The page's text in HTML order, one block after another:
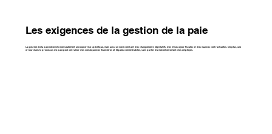
Les exigences de la gestion de la paie
La gestion de la paie nécessite non seulement une expertise spécifique, mais aussi un suivi constant des changements législatifs, des mises à jour fiscales et des nuances contractuelles. De plus, une
erreur dans le processus de paie peut entraîner des conséquences financières et légales considérables, sans parler du mécontentement des employés.